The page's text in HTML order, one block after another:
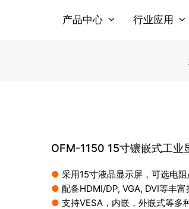
产品中心 行业应用
OFM-1150 15寸镶嵌式工业
● 采用15寸液晶显示屏，可选电
● 配备HDMI/DP, VGA, DVI等丰富
● 支持VESA，内嵌，外嵌式等多